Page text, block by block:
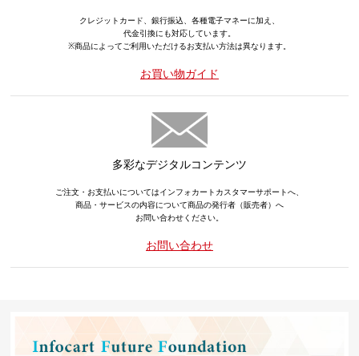
クレジットカード、銀行振込、各種電子マネーに加え、
代金引換にも対応しています。
※商品によってご利用いただけるお支払い方法は異なります。
お買い物ガイド
多彩なデジタルコンテンツ
ご注文・お支払いについてはインフォカートカスタマーサポートへ、
商品・サービスの内容について商品の発行者（販売者）へ
お問い合わせください。
お問い合わせ